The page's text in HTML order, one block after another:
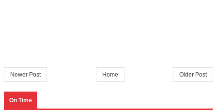
Newer Post Older Post
Home
On Time